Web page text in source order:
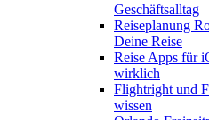
Geschäftsalltag
Reiseplanung
Deine Reise
Reise Apps für
wirklich
Flightright und
wissen